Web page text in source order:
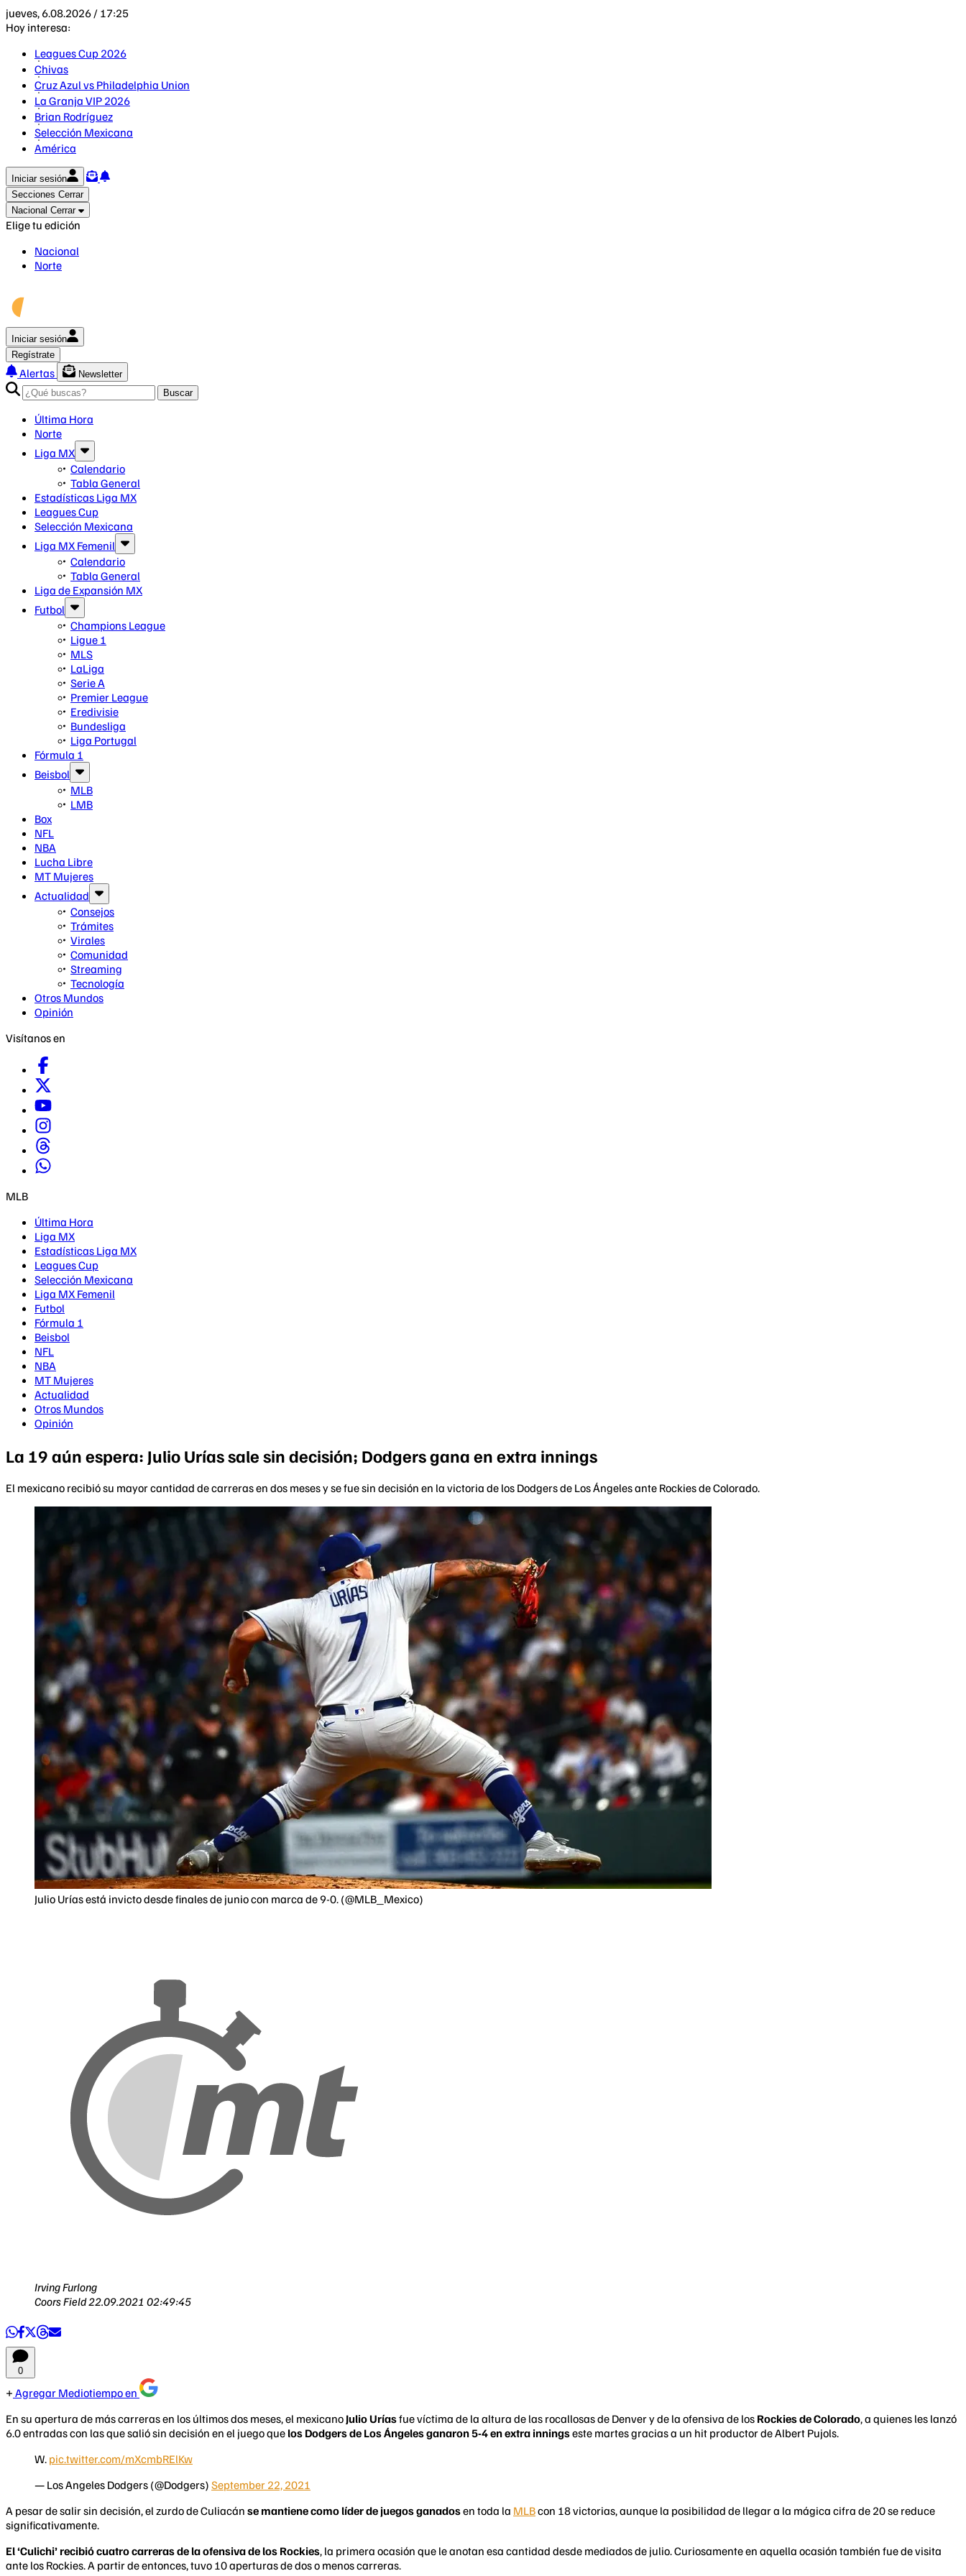
jueves, 6.08.2026 / 17:25
Hoy interesa:
Leagues Cup 2026
Chivas
Cruz Azul vs Philadelphia Union
La Granja VIP 2026
Brian Rodríguez
Selección Mexicana
América
Iniciar sesión
Secciones Cerrar
Nacional Cerrar
Elige tu edición
Nacional
Norte
Iniciar sesión
Regístrate
Alertas
Newsletter
Buscar
Última Hora
Norte
Liga MX
Calendario
Tabla General
Estadísticas Liga MX
Leagues Cup
Selección Mexicana
Liga MX Femenil
Calendario
Tabla General
Liga de Expansión MX
Futbol
Champions League
Ligue 1
MLS
LaLiga
Serie A
Premier League
Eredivisie
Bundesliga
Liga Portugal
Fórmula 1
Beisbol
MLB
LMB
Box
NFL
NBA
Lucha Libre
MT Mujeres
Actualidad
Consejos
Trámites
Virales
Comunidad
Streaming
Tecnología
Otros Mundos
Opinión
Visítanos en
MLB
Última Hora
Liga MX
Estadísticas Liga MX
Leagues Cup
Selección Mexicana
Liga MX Femenil
Futbol
Fórmula 1
Beisbol
NFL
NBA
MT Mujeres
Actualidad
Otros Mundos
Opinión
La 19 aún espera: Julio Urías sale sin decisión; Dodgers gana en extra innings
El mexicano recibió su mayor cantidad de carreras en dos meses y se fue sin decisión en la victoria de los Dodgers de Los Ángeles ante Rockies de Colorado.
Julio Urías está invicto desde finales de junio con marca de 9-0. (@MLB_Mexico)
Irving Furlong
Coors Field22.09.2021 02:49:45
0
Agregar Mediotiempo en
En su apertura de más carreras en los últimos dos meses, el mexicano Julio Uríasfue víctima de la altura de las rocallosas de Denver y de la ofensiva de los Rockies de Colorado, a quienes les lanzó
6.0 entradas con las que salió sin decisión en el juego que los Dodgers de Los Ángeles ganaron 5-4 en extra inningseste martes gracias a un hit productor de Albert Pujols.
W. pic.twitter.com/mXcmbRElKw
— Los Angeles Dodgers (@Dodgers) September 22, 2021
A pesar de salir sin decisión, el zurdo de Culiacán se mantiene como líder de juegos ganadosen toda la MLBcon 18 victorias, aunque la posibilidad de llegar a la mágica cifra de 20 se reduce
significativamente.
El ‘Culichi’ recibió cuatro carreras de la ofensiva de los Rockies, la primera ocasión que le anotan esa cantidad desde mediados de julio. Curiosamente en aquella ocasión también fue de visita
ante los Rockies. A partir de entonces, tuvo 10 aperturas de dos o menos carreras.